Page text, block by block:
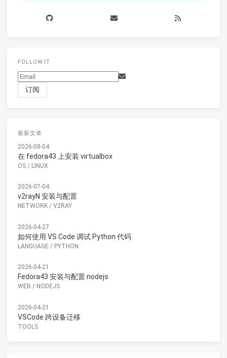
FOLLOW.IT
最新文章
2026-08-04
在 fedora43 上安装 virtualbox
OS / LINUX
2026-07-04
v2rayN 安装与配置
NETWORK / V2RAY
2026-04-27
如何使用 VS Code 调试 Python 代码
LANGUAGE / PYTHON
2026-04-21
Fedora43 安装与配置 nodejs
WEB / NODEJS
2026-04-21
VSCode 跨设备迁移
TOOLS